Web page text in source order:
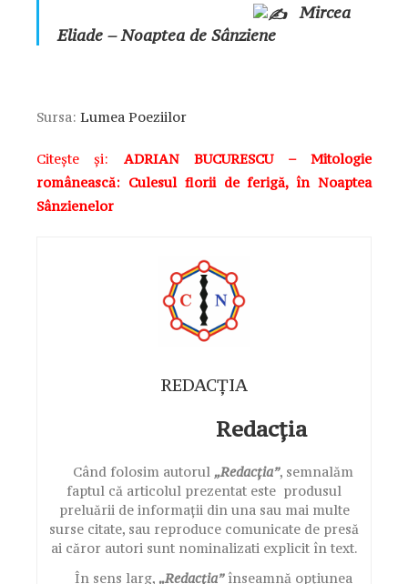
Mircea
Eliade – Noaptea de Sânziene
Sursa: Lumea Poeziilor
Citește și: ADRIAN BUCURESCU – Mitologie
românească: Culesul florii de ferigă, în Noaptea
Sânzienelor
REDACȚIA
Redacția
Când folosim autorul „Redacția”, semnalăm
faptul că articolul prezentat este produsul
preluării de informații din una sau mai multe
surse citate, sau reproduce comunicate de presă
ai căror autori sunt nominalizati explicit în text.
În sens larg, „Redacția”înseamnă opțiunea